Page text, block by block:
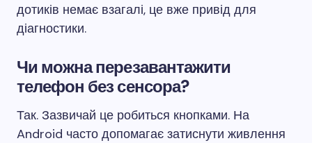
дотиків немає взагалі, це вже привід для
діагностики.
Чи можна перезавантажити
телефон без сенсора?
Так. Зазвичай це робиться кнопками. На
Android часто допомагає затиснути живлення